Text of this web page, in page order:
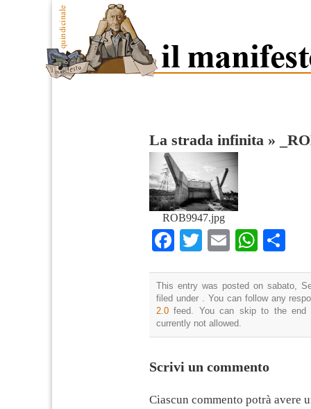
La strada infinita »
ROB9947.jpg
Facebook
TwitterEmail
This entry was posted on sabato,
filed under . You can follow any
2.0 feed. You can skip to the end
currently not allowed.
Scrivi un commento
Ciascun commento potrà avere